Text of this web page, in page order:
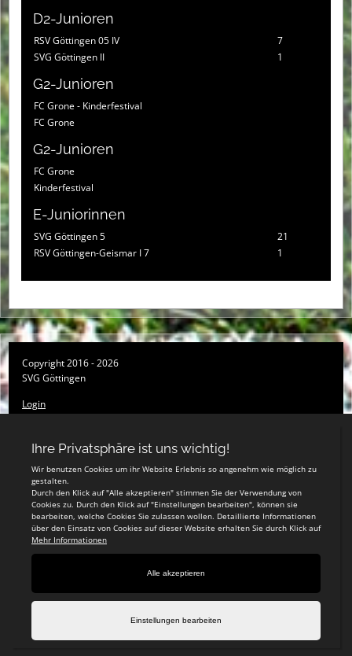
D2-Junioren
RSV Göttingen 05 IV
7
SVG Göttingen II
1
G2-Junioren
FC Grone - Kinderfestival
FC Grone
G2-Junioren
FC Grone
Kinderfestival
E-Juniorinnen
SVG Göttingen 5
21
RSV Göttingen-Geismar I 7
1
Copyright 2016 - 2026
SVG Göttingen
Login
Impressum
Datenschutzerklärung
Teamsports 2
Dein Sportverein online